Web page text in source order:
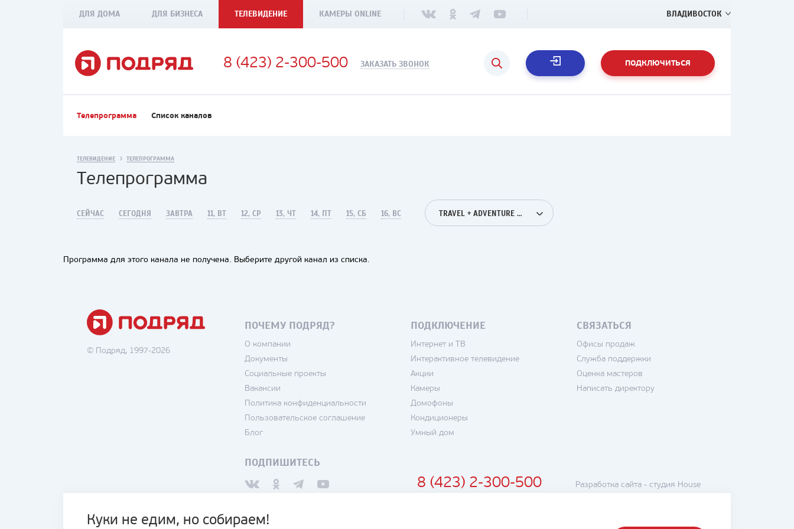
ДЛЯ ДОМА ДЛЯ БИЗНЕСА ТЕЛЕВИДЕНИЕ КАМЕРЫ ONLINE ВЛАДИВОСТОК
8 (423) 2-300-500 ЗАКАЗАТЬ ЗВОНОК ПОДКЛЮЧИТЬСЯ
Телепрограмма Список каналов
Куки не едим, но собираем!
ТЕЛЕВИДЕНИЕ ТЕЛЕПРОГРАММА
Телепрограмма
СЕЙЧАС СЕГОДНЯ ЗАВТРА 11, ВТ 12, СР 13, ЧТ 14, ПТ 15, СБ 16, ВС TRAVEL + ADVENTURE HD
Программа для этого канала не получена. Выберите другой канал из списка.
© Подряд, 1997-2026
ПОЧЕМУ ПОДРЯД?
О компании
Документы
Социальные проекты
Вакансии
Политика конфиденциальности
Пользовательское соглашение
Блог
ПОДКЛЮЧЕНИЕ
Интернет и ТВ
Интерактивное телевидение
Акции
Камеры
Домофоны
Кондиционеры
Умный дом
СВЯЗАТЬСЯ
Офисы продаж
Служба поддержки
Оценка мастеров
Написать директору
ПОДПИШИТЕСЬ
8 (423) 2-300-500 Разработка сайта - студия House